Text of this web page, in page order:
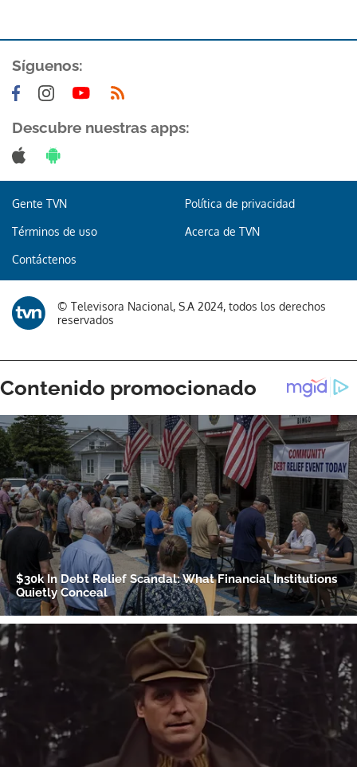
Gracias por suscribirte a nuestro boletín.
ACEPTAR
Síguenos:
Descubre nuestras apps:
Gente TVN Política de privacidad
Términos de uso Acerca de TVN
Contáctenos
© Televisora Nacional, S.A 2024, todos los derechos
reservados